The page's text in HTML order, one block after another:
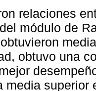
relaciones
módulo de
obtuvo una
media superior